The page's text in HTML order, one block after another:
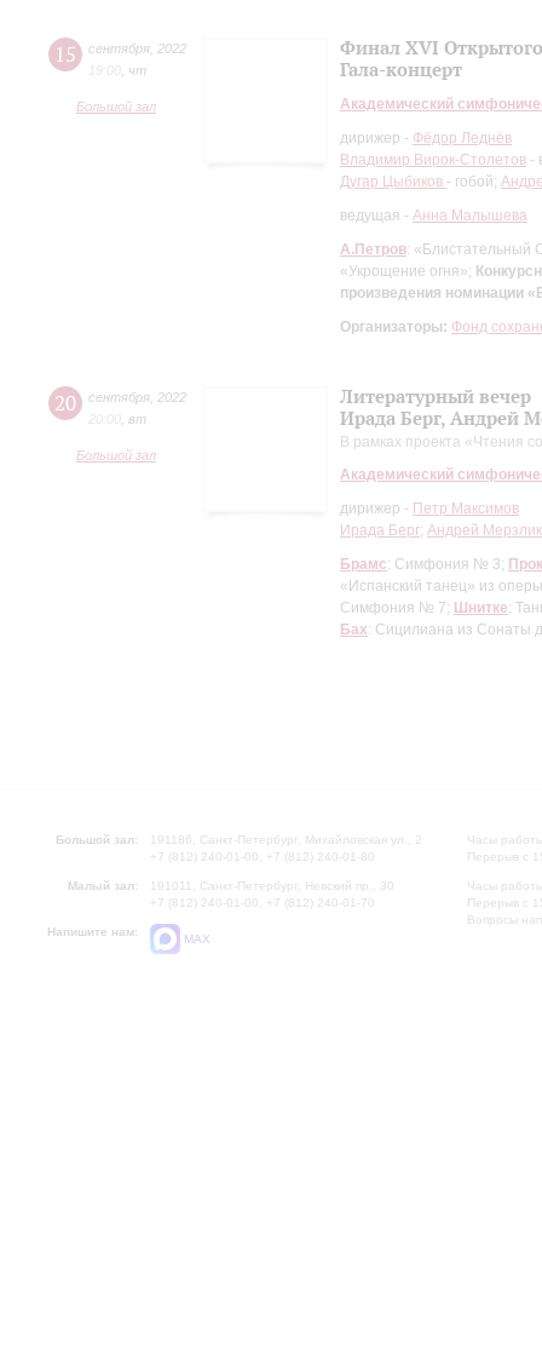
15 сентября 2022
19:00 чт
Большой зал
Финал XVI
Гала-концерт
Академический
дирижер - Фёдор Леднёв
Владимир Вирок-Столетов -
Дугар Цыбиков - гобой;
ведущая - Анна Малышева
А.Петров: «Блистательный
«Укрощение огня»;
произведения номинации
Организаторы: Фонд
20 сентября 2022
20:00 вт
Большой зал
Литературный вечер
Ирада Берг, Андрей
В рамках проекта «Чтения
Академический
дирижер - Петр Максимов
Ирада Берг; Андрей
Брамс: Симфония № 3;
«Испанский танец» из
Симфония № 7; Шнитке:
Бах: Сицилиана из Сонаты
Большой зал:
191186, Санкт-Петербург, Михайловская ул., 2
+7 (812) 240-01-00, +7 (812) 240-01-80
Малый зал:
191011, Санкт-Петербург, Невский пр., 30
+7 (812) 240-01-00, +7 (812) 240-01-70
Напишите нам:
MAX
Часы
Перерыв с
Часы
Перерыв с
Вопросы